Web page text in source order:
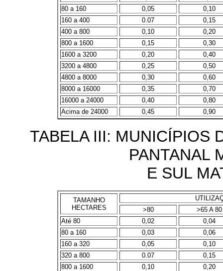
80 a 160
0,05
0,10
160 a 400
0.07
0,15
400 a 800
0,10
0,20
800 a 1600
0,15
0,30
1600 a 3200
0,20
0,40
3200 a 4800
0,25
0,50
4800 a 8000
0,30
0,60
8000 a 16000
0,35
0,70
16000 a 24000
0,40
0,80
Acima de 24000
0,45 0,90
TABELA III: MUNICÍPIOS
PANTANAL
E SUL
TAMANHO
HECTARES
>80
>65 A 80
Até 80
0,02
0,04
80 a 160
0,03
0,06
160 a 320
0,05
0,10
320 a 800
0.07
0,15
800 a 1600
0,10
0,20